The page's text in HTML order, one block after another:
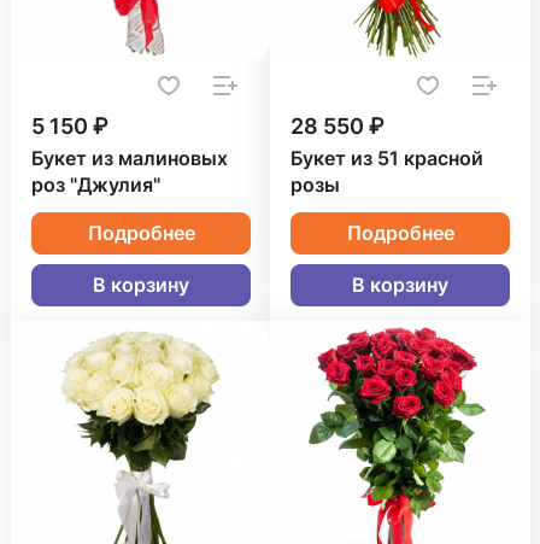
5 150 ₽
Букет из малиновых
роз "Джулия"
Подробнее
В корзину
28 550 ₽
Букет из 51 красной
розы
Подробнее
В корзину